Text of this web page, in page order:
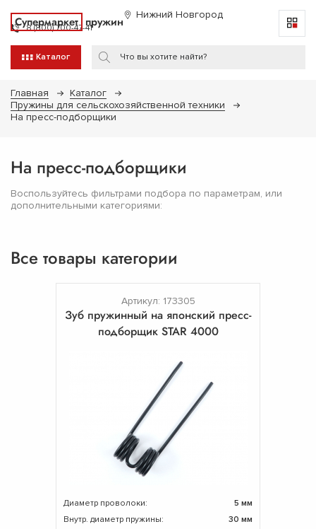
Супермаркет пружин Нижний Новгород
8 (800) 700-47-41
Каталог
Главная
Каталог
Пружины для сельскохозяйственной техники
На пресс-подборщики
На пресс-подборщики
Воспользуйтесь фильтрами подбора по параметрам, или
дополнительными категориями:
Все товары категории
Артикул: 173305
Зуб пружинный на японский пресс-
подборщик STAR 4000
Диаметр проволоки:
5 мм
Внутр. диаметр пружины:
30 мм